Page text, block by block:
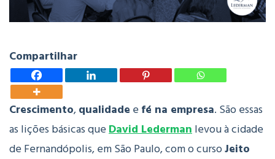
Compartilhar
Crescimento,qualidade e fé na empresa. São essas
as lições básicas queDavid Ledermanlevou à cidade
de Fernandópolis, em São Paulo, com o cursoJeito